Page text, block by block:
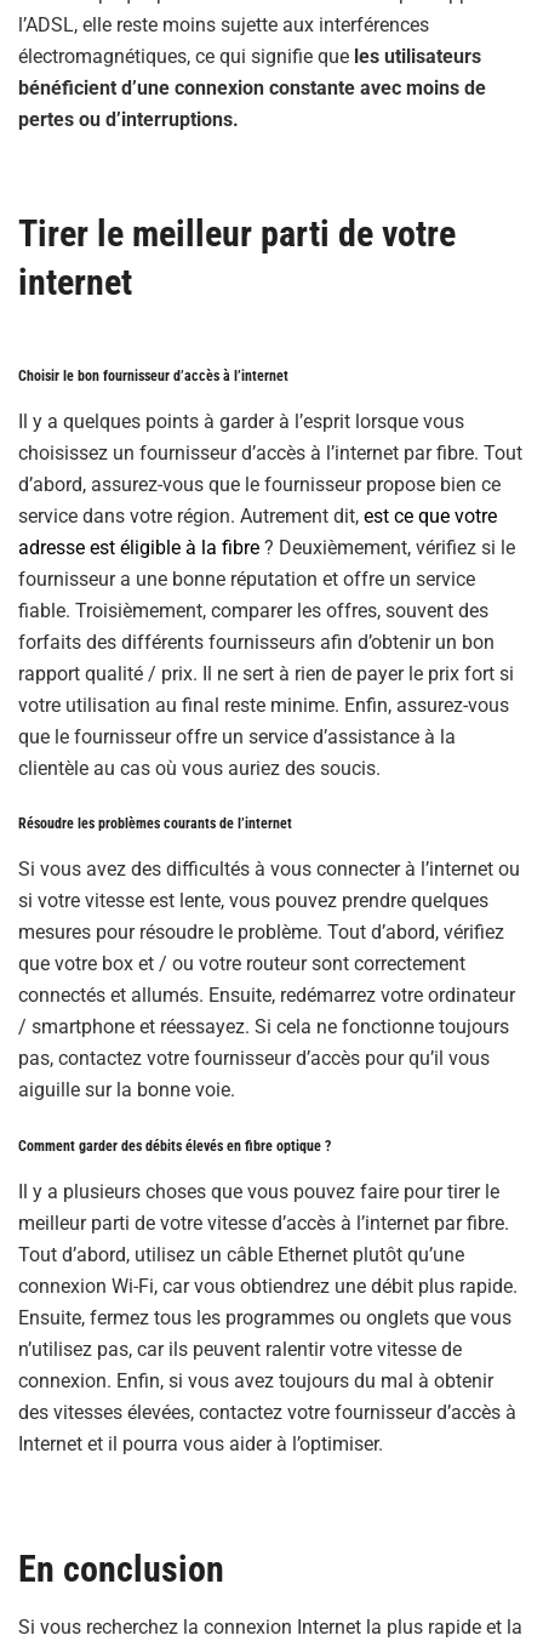
l’ADSL, elle reste moins sujette aux interférences
électromagnétiques, ce qui signifie que les utilisateurs
bénéficient d’une connexion constante avec moins de
pertes ou d’interruptions.
Tirer le meilleur parti de votre
internet
Choisir le bon fournisseur d’accès à l’internet
Il y a quelques points à garder à l’esprit lorsque vous
choisissez un fournisseur d’accès à l’internet par fibre. Tout
d’abord, assurez-vous que le fournisseur propose bien ce
service dans votre région. Autrement dit, est ce que votre
adresse est éligible à la fibre ? Deuxièmement, vérifiez si le
fournisseur a une bonne réputation et offre un service
fiable. Troisièmement, comparer les offres, souvent des
forfaits des différents fournisseurs afin d’obtenir un bon
rapport qualité / prix. Il ne sert à rien de payer le prix fort si
votre utilisation au final reste minime. Enfin, assurez-vous
que le fournisseur offre un service d’assistance à la
clientèle au cas où vous auriez des soucis.
Résoudre les problèmes courants de l’internet
Si vous avez des difficultés à vous connecter à l’internet ou
si votre vitesse est lente, vous pouvez prendre quelques
mesures pour résoudre le problème. Tout d’abord, vérifiez
que votre box et / ou votre routeur sont correctement
connectés et allumés. Ensuite, redémarrez votre ordinateur
/ smartphone et réessayez. Si cela ne fonctionne toujours
pas, contactez votre fournisseur d’accès pour qu’il vous
aiguille sur la bonne voie.
Comment garder des débits élevés en fibre optique ?
Il y a plusieurs choses que vous pouvez faire pour tirer le
meilleur parti de votre vitesse d’accès à l’internet par fibre.
Tout d’abord, utilisez un câble Ethernet plutôt qu’une
connexion Wi-Fi, car vous obtiendrez une débit plus rapide.
Ensuite, fermez tous les programmes ou onglets que vous
n’utilisez pas, car ils peuvent ralentir votre vitesse de
connexion. Enfin, si vous avez toujours du mal à obtenir
des vitesses élevées, contactez votre fournisseur d’accès à
Internet et il pourra vous aider à l’optimiser.
En conclusion
Si vous recherchez la connexion Internet la plus rapide et la